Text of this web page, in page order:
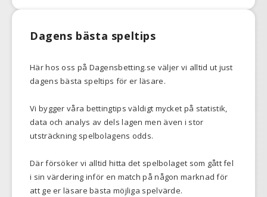
Dagens bästa speltips
Här hos oss på Dagensbetting.se väljer vi alltid ut just
dagens bästa speltips för er läsare.
Vi bygger våra bettingtips väldigt mycket på statistik,
data och analys av dels lagen men även i stor
utsträckning spelbolagens odds.
Där försöker vi alltid hitta det spelbolaget som gått fel
i sin värdering inför en match på någon marknad för
att ge er läsare bästa möjliga spelvärde.